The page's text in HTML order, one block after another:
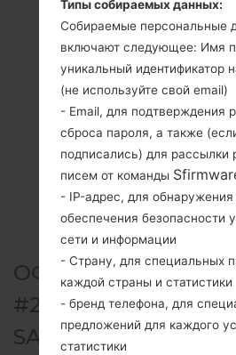
ОФИЦИАЛЬНАЯ
#216089 ДЛЯ SM-
SAMSUNGGALAXY
Типы собираемых данных:
Собираемые персональные
включают следующее: Имя
уникальный идентификатор
(не используйте свой email)
- Email, для подтверждения
сброса пароля, а также
подписались) для рассылки
писем от команды
- IP-адрес, для
обеспечения безопасности
сети и информации
- Страну, для специальных
каждой страны и статистики
- бренд телефона, для
предложений для каждого
статистики